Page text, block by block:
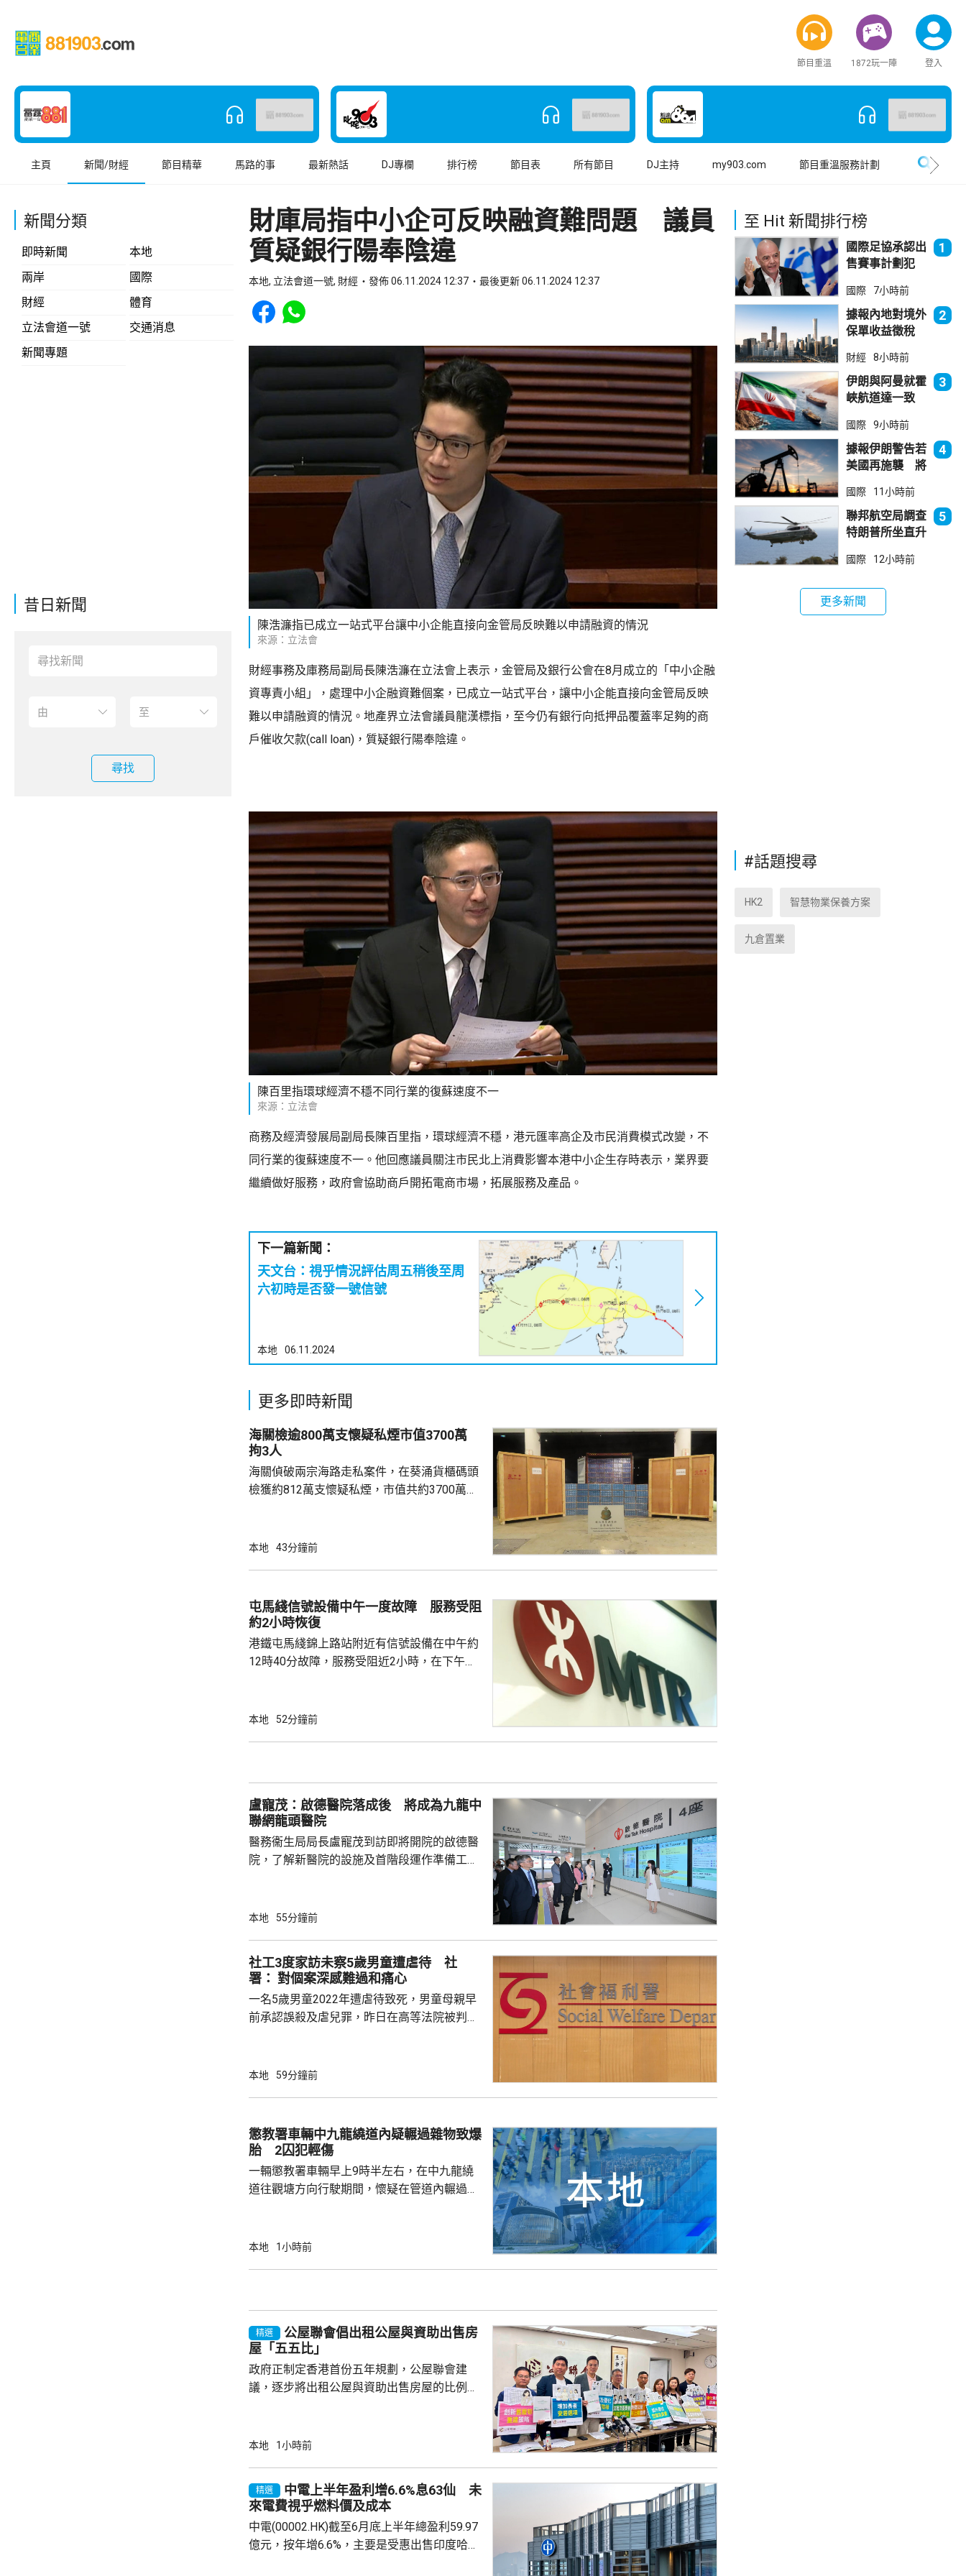
節目重溫 1872玩一陣 登入
主頁 新聞/財經 節目精華 馬路的事 最新熱話 DJ專欄 排行榜 節目表 所有節目 DJ主持 my903.com 節目重溫服務計劃
新聞分類
即時新聞
本地
兩岸
國際
財經
體育
立法會道一號
交通消息
新聞專題
昔日新聞
尋找
財庫局指中小企可反映融資難問題 議員
質疑銀行陽奉陰違
本地, 立法會道一號, 財經 發佈 06.11.2024 12:37 最後更新 06.11.2024 12:37
Share to Facebook
Share to WhatsApp
陳浩濂指已成立一站式平台讓中小企能直接向金管局反映難以申請融資的情況
來源：立法會
財經事務及庫務局副局長陳浩濂在立法會上表示，金管局及銀行公會在8月成立的「中小企融
資專責小組」，處理中小企融資難個案，已成立一站式平台，讓中小企能直接向金管局反映
難以申請融資的情況。地產界立法會議員龍漢標指，至今仍有銀行向抵押品覆蓋率足夠的商
戶催收欠款(call loan)，質疑銀行陽奉陰違。
陳百里指環球經濟不穩不同行業的復蘇速度不一
來源：立法會
商務及經濟發展局副局長陳百里指，環球經濟不穩，港元匯率高企及市民消費模式改變，不
同行業的復蘇速度不一。他回應議員關注市民北上消費影響本港中小企生存時表示，業界要
繼續做好服務，政府會協助商戶開拓電商市場，拓展服務及產品。
下一篇新聞：
天文台：視乎情況評估周五稍後至周
六初時是否發一號信號
本地 06.11.2024
更多即時新聞
海關檢逾800萬支懷疑私煙市值3700萬
拘3人
海關偵破兩宗海路走私案件，在葵涌貨櫃碼頭
檢獲約812萬支懷疑私煙，市值共約3700萬
生艇和救援艇的40呎貨櫃，發現約534萬支懷
翌日再截查一個由南韓仁川抵港、報稱載有牙
膏及護膚品等的40呎貨櫃，發現約278萬支懷
疑私煙，拘捕一名4...
本地 43分鐘前
屯馬綫信號設備中午一度故障 服務受阻
約2小時恢復
港鐵屯馬綫錦上路站附近有信號設備在中午約
12時40分故障，服務受阻近2小時，在下午約
列車要慢駛，期間來往紅磡至屯門站行車一度
本地 52分鐘前
盧寵茂：啟德醫院落成後 將成為九龍中
聯網龍頭醫院
醫務衞生局局長盧寵茂到訪即將開院的啟德醫
院，了解新醫院的設施及首階段運作準備工
蓋油尖旺、九龍城、黃大仙及觀塘，覆蓋超過
階段投入服務，首階段於10月展開，第二階段
3座大樓工程進度符合預期，預計於2028年投
入服務。政府指，啟德醫院總建築樓...
本地 55分鐘前
社工3度家訪未察5歲男童遭虐待 社
署： 對個案深感難過和痛心
一名5歲男童2022年遭虐待致死，男童母親早
前承認誤殺及虐兒罪，昨日在高等法院被判監
事主死前三個月，但未能察覺事件。 社署回覆
處理和跟進兒童福利個案，個案社工會綜合考
慮相關資料、危機因素及保護因素，並參考專
本地 59分鐘前
懲教署車輛中九龍繞道內疑輾過雜物致爆
胎 2囚犯輕傷
一輛懲教署車輛早上9時半左右，在中九龍繞
道往觀塘方向行駛期間，懷疑在管道內輾過雜
教署事後安排另外2輛署方車輛到場，將其他
本地 1小時前
精選
公屋聯會倡出租公屋與資助出售房
屋「五五比」
政府正制定香港首份五年規劃，公屋聯會建
議，逐步將出租公屋與資助出售房屋的比例，
出租公屋，亦可提高資助出售房屋的比例，而
規劃內，訂明會研究調整比例至「5比5」，並
制定落實時間表。 公屋聯會冀豐富出租房屋類
別 公屋聯會建議，豐富更多出租...
本地 1小時前
精選
中電上半年盈利增6.6%息63仙 未
來電費視乎燃料價及成本
中電(00002.HK)截至6月底上半年總盈利59.97
億元，按年增6.6%，主要是受惠出售印度哈格
至 Hit 新聞排行榜
國際足協承認出
售賽事計劃犯
持恩芬天奴
1
國際 7小時前
據報內地對境外
保單收益徵稅
倫敦股價急跌
2
財經 8小時前
伊朗與阿曼就霍
峽航道達一致
海
3
國際 9小時前
據報伊朗警告若
美國再施襲 將
能源設施
4
國際 11小時前
聯邦航空局調查
特朗普所坐直升
全事件
5
國際 12小時前
更多新聞
#話題搜尋
HK2 智慧物業保養方案
九倉置業